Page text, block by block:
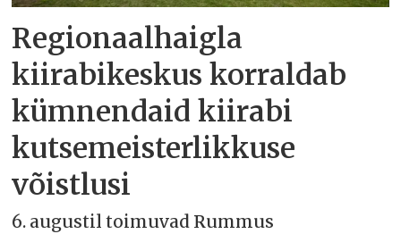
Regionaalhaigla
kiirabikeskus korraldab
kümnendaid kiirabi
kutsemeisterlikkuse
võistlusi
6. augustil toimuvad Rummus